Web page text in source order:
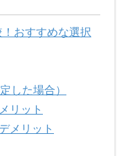
おすすめな選択
した場合）
リット
メリット